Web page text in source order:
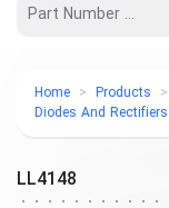
Home Products
Diodes And Rectifiers
LL4148